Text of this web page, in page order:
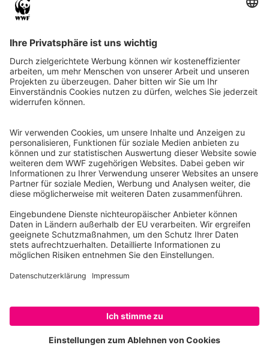
WWF Deutschland
Reinhardtstr. 18
10117 Berlin
Ihre Spende kann steuerlich geltend gemacht werden
Registriert als Stiftung WWF Deutschland, Senatsverwaltung für
Justiz Berlin, Az: 3416/976/2
Umsatzsteuer-Identifikationsnummer: DE 114236103
Freistellungsbescheid: Als gemeinnützige Körperschaft befreit
von der Körperschaftssteuer gem. §5 I 9 KStg. unter der
Steuernummer 27/641/09321